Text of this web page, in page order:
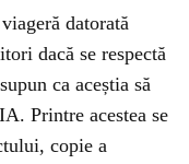
datorată
dacă se respectă
ca aceștia să
Printre acestea se
copie a